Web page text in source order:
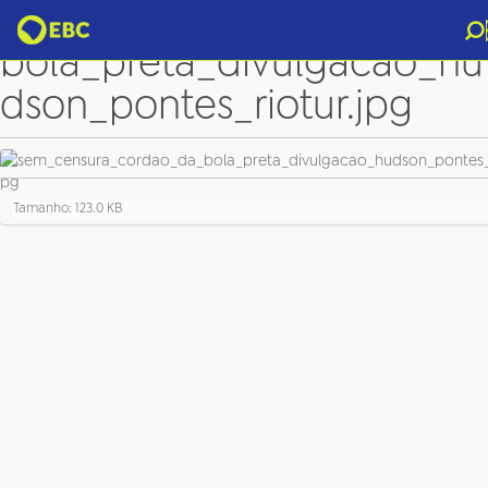
sem_censura_cordao_da_
bola_preta_divulgacao_hu
dson_pontes_riotur.jpg
C
l
Tamanho: 123.0 KB